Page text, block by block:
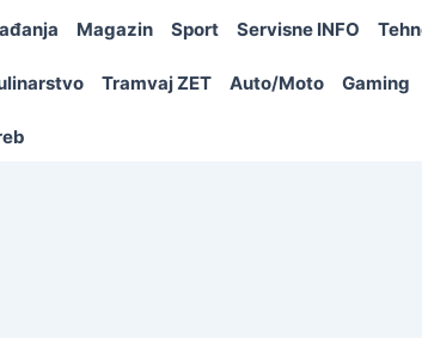
Magazin Sport Servisne INFO
Tramvaj ZET Auto/Moto Gaming